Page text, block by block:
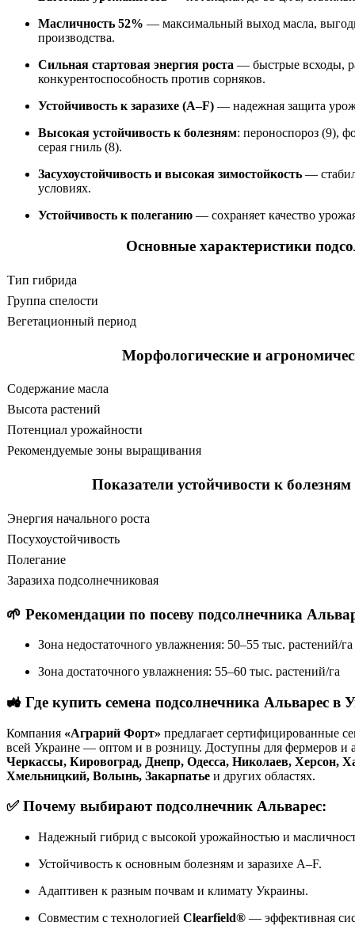
Масличность 52% — максимальный выход масла,
производства.
Сильная стартовая энергия роста — быстрые всходы,
конкурентоспособность против сорняков.
Устойчивость к заразихе (A–F) — надежная защита
Высокая устойчивость к болезням: пероноспороз (9),
серая гниль (8).
Засухоустойчивость и высокая зимостойкость —
условиях.
Устойчивость к полеганию — сохраняет качество
Основные характеристики
Тип гибрида
Группа спелости
Вегетационный период
Морфологические и
Содержание масла
Высота растений
Потенциал урожайности
Рекомендуемые зоны выращивания
Показатели устойчивости к
Энергия начального роста
Посухоустойчивость
Полегание
Заразиха подсолнечниковая
🌱 Рекомендации по посеву подсолнечника
Зона недостаточного увлажнения: 50–55 тыс. растений/га
Зона достаточного увлажнения: 55–60 тыс. растений/га
🚜 Где купить семена подсолнечника Альварес в
Компания «Аграрий Форт» предлагает сертифицированные
всей Украине — оптом и в розницу. Доступны для фермеров и
Черкассы, Кировоград, Днепр, Одесса, Николаев, Херсон,
Хмельницкий, Волынь, Закарпатье и других областях.
✅Почему выбирают подсолнечник Альварес:
Надежный гибрид с высокой урожайностью и
Устойчивость к основным болезням и заразихе A–F.
Адаптивен к разным почвам и климату Украины.
Совместим с технологией Clearfield® — эффективная